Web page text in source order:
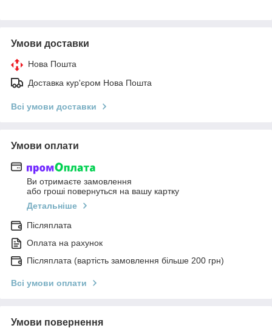
Умови доставки
Нова Пошта
Доставка кур'єром Нова Пошта
Всі умови доставки
Умови оплати
Ви отримаєте замовлення
або гроші повернуться на вашу картку
Детальніше
Післяплата
Оплата на рахунок
Післяплата (вартість замовлення більше 200 грн)
Всі умови оплати
Умови повернення